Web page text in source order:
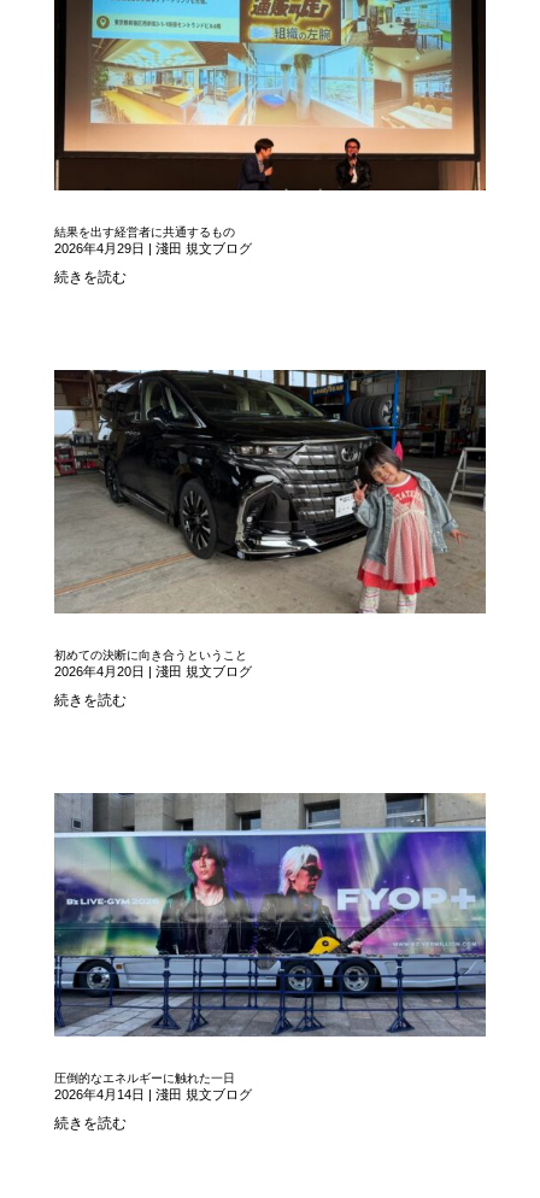
結果を出す経営者に共通するもの
2026年4月29日 淺田 規文ブログ
続きを読む
初めての決断に向き合うということ
2026年4月20日 | 淺田 規文ブログ
続きを読む
圧倒的なエネルギーに触れた一日
2026年4月14日 | 淺田 規文ブログ
続きを読む